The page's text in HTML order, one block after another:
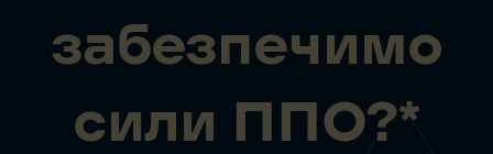
забезпечимо
сили ППО?*